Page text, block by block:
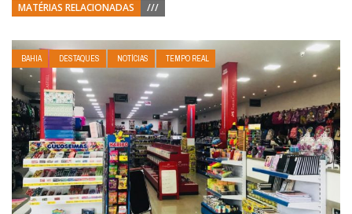
MATÉRIAS RELACIONADAS ///
BAHIA DESTAQUES NOTÍCIAS TEMPO REAL